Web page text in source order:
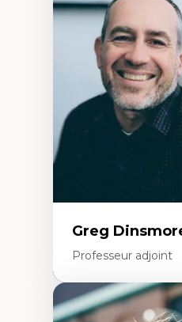
technologies et
Données ouvertes
Bioart,
créatives
Histoire sociale et
technologies
Résistances et
Internet des objets
Métavers
Problématiques
artificielle,
Féminismes et
Greg
Professeur adjoint
Expertises